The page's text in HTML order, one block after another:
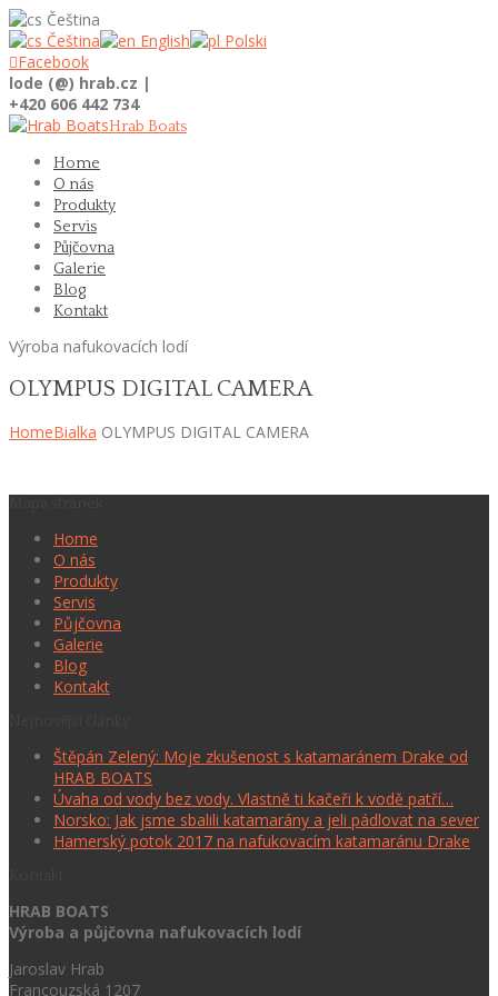
Čeština
Čeština
English
Polski
Facebook
lode (@) hrab.cz |
+420 606 442 734
Hrab Boats
Home
O nás
Produkty
Servis
Půjčovna
Galerie
Blog
Kontakt
Výroba nafukovacích lodí
OLYMPUS DIGITAL CAMERA
HomeBialka OLYMPUS DIGITAL CAMERA
Home
O nás
Produkty
Servis
Půjčovna
Galerie
Blog
Kontakt
Štěpán Zelený: Moje zkušenost s katamaránem Drake od
HRAB BOATS
Úvaha od vody bez vody. Vlastně ti kačeři k vodě patří…
Norsko: Jak jsme sbalili katamarány a jeli pádlovat na sever
Hamerský potok 2017 na nafukovacím katamaránu Drake
HRAB BOATS
Výroba a půjčovna nafukovacích lodí
Jaroslav Hrab
Francouzská 1207